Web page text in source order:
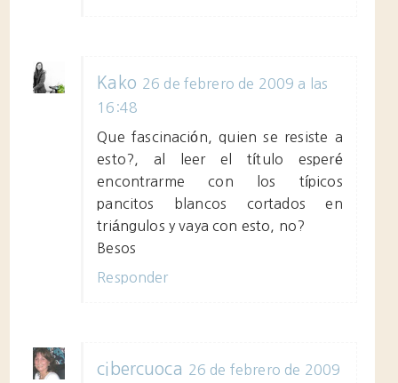
Kako 26 de febrero de 2009 a las
16:48
Que fascinación, quien se resiste a
esto?, al leer el título esperé
encontrarme con los típicos
pancitos blancos cortados en
triángulos y vaya con esto, no?
Besos
Responder
cibercuoca 26 de febrero de 2009